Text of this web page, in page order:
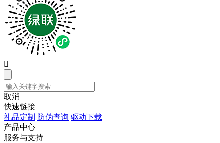

取消
快速链接
礼品定制 防伪查询 驱动下载
产品中心
服务与支持